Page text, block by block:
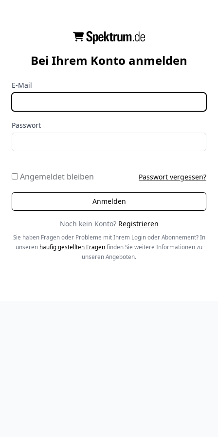
Bei Ihrem Konto anmelden
E-Mail
Passwort
Angemeldet bleiben Passwort vergessen?
Noch kein Konto? Registrieren
Sie haben Fragen oder Probleme mit Ihrem Login oder Abonnement? In
unseren häufig gestellten Fragen finden Sie weitere Informationen zu
unseren Angeboten.